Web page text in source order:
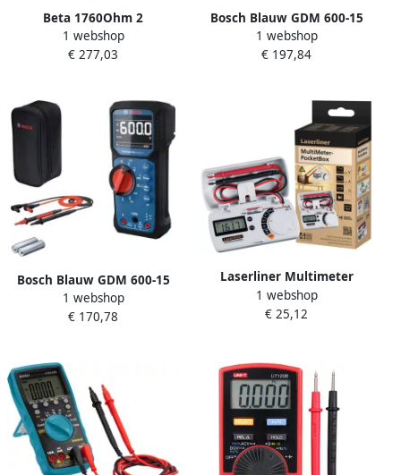
Beta 1760Ohm 2
Multimeter Ohm Meter
017600027
1 webshop
€ 277,03
Bosch Blauw GDM 600-15
Professional Multimeter +
MH1 Magneethouder
1 webshop
€ 197,84
Bosch Blauw GDM 600-15
Professional Multimeter
0601077300
1 webshop
€ 170,78
Laserliner Multimeter
pocket Box 083.028E
1 webshop
€ 25,12